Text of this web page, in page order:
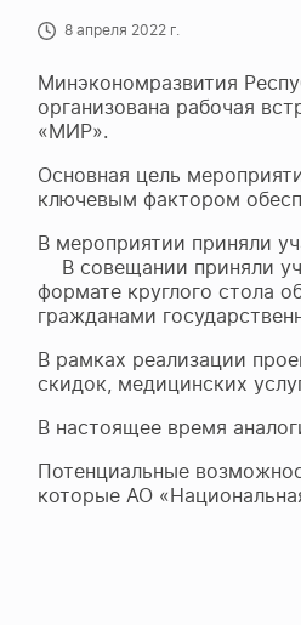
8 апреля 2022 г.
Минэкономразвития
организована рабочая
«МИР».
Основная цель
ключевым фактором
В мероприятии приняли
В совещании приняли
формате круглого стола
гражданами
В рамках реализации
скидок, медицинских
В настоящее время
Потенциальные
которые АО